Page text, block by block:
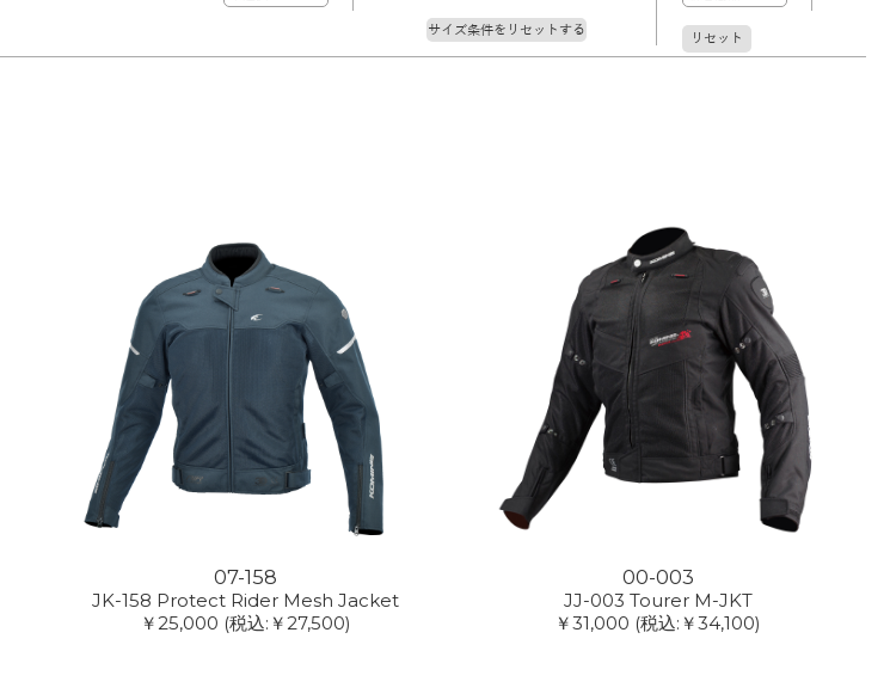
サイズ条件をリセットする
リセット
07-158
JK-158 Protect Rider Mesh Jacket
￥25,000 (税込:￥27,500)
00-003
JJ-003 Tourer M-JKT
￥31,000 (税込:￥34,100)